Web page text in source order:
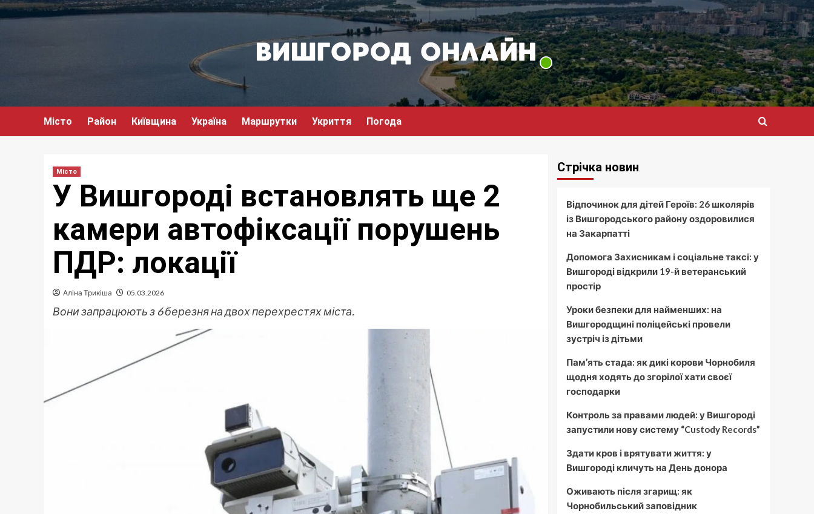
Перейти
до
Місто Район Київщина Україна Маршрутки Укриття Погода
Місто
У Вишгороді встановлять ще 2
камери автофіксації порушень
ПДР: локації
Аліна Трикіша 05.03.2026
Вони запрацюють з 6 березня на двох перехрестях міста.
Стрічка новин
Відпочинок для дітей Героїв: 26 школярів
із Вишгородського району оздоровилися
на Закарпатті
Допомога Захисникам і соціальне таксі: у
Вишгороді відкрили 19-й ветеранський
простір
Уроки безпеки для найменших: на
Вишгородщині поліцейські провели
зустріч із дітьми
Пам’ять стада: як дикі корови Чорнобиля
щодня ходять до згорілої хати своєї
господарки
Контроль за правами людей: у Вишгороді
запустили нову систему “Custody Records”
Здати кров і врятувати життя: у
Вишгороді кличуть на День донора
Оживають після згарищ: як
Чорнобильський заповідник